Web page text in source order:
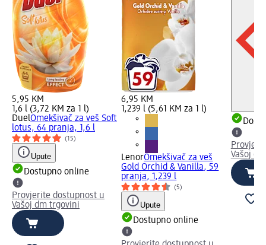
5,95 KM
1,6 l (3,72 KM za 1 l)
DuelOmekšivač za veš Soft
lotus, 64 pranja, 1,6 l
(15)
Upute
Dostupno online
Provjerite dostupnost u
Vašoj dm trgovini
6,95 KM
1,239 l (5,61 KM za 1 l)
LenorOmekšivač za veš
Gold Orchid & Vanilla, 59
pranja, 1,239 l
(5)
Upute
Dostupno online
Vašoj